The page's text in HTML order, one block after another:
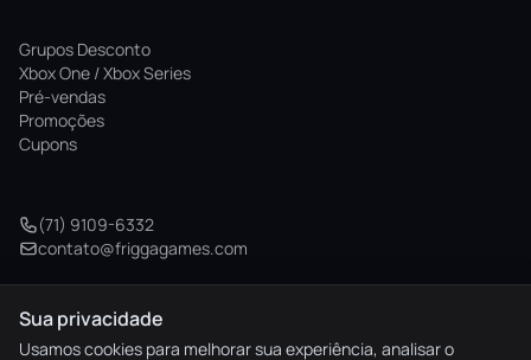
Grupos Desconto
Xbox One / Xbox Series
Pré-vendas
Promoções
Cupons
(71) 9109-6332
contato@friggagames.com
© 2026 Frigga Games. Todos os direitos reservados.
Sua privacidade
Usamos cookies para melhorar sua experiência, analisar o